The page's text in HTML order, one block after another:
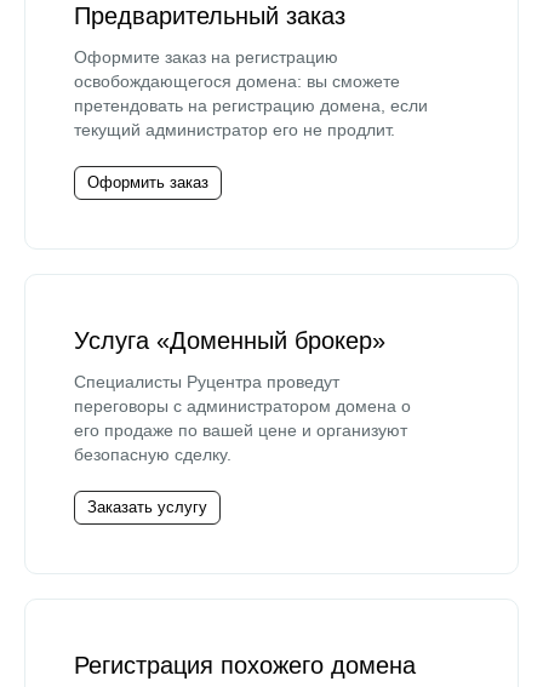
Предварительный заказ
Оформите заказ на регистрацию
освобождающегося домена: вы сможете
претендовать на регистрацию домена, если
текущий администратор его не продлит.
Оформить заказ
Услуга «Доменный брокер»
Специалисты Руцентра проведут
переговоры с администратором домена о
его продаже по вашей цене и организуют
безопасную сделку.
Заказать услугу
Регистрация похожего домена